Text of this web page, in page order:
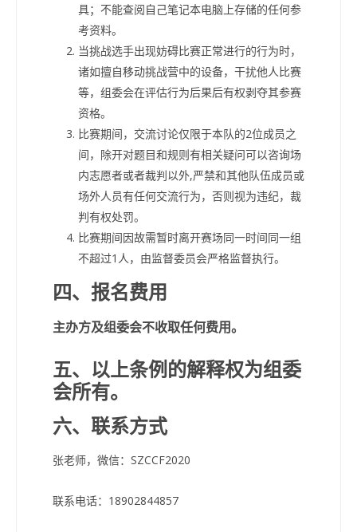
具；不能查阅自己笔记本电脑上存储的任何参
考资料。
当挑战选手出现妨碍比赛正常进行的行为时，
诸如擅自移动挑战营中的设备，干扰他人比赛
等，组委会在评估行为后果后有权剥夺其参赛
资格。
比赛期间，交流讨论仅限于本队的2位成员之
间，除开对题目和规则有相关疑问可以咨询场
内志愿者或者裁判以外,严禁和其他队伍成员或
场外人员有任何交流行为，否则视为违纪，裁
判有权处罚。
比赛期间因故需暂时离开赛场同一时间同一组
不超过1人，由监督委员会严格监督执行。
四、报名费用
主办方及组委会不收取任何费用。
五、以上条例的解释权为组委
会所有。
六、联系方式
张老师，微信：SZCCF2020
联系电话：18902844857